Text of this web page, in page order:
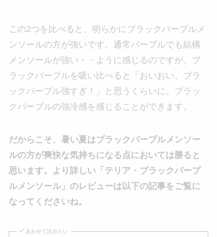
この2つを比べると、明らかにブラックパープルメ
ンソールの方が強いです。通常パープルでも結構
メンソールが強い・・ように感じるのですが、ブ
ラックパープルを吸い比べると「おいおい、ブラ
ックパープル強すぎ！」と思うくらいに、ブラッ
クパープルの強冷感を感じることができます。
だからこそ、暑い夏はブラックパープルメンソー
ルの方が爽快な気持ちになる点においては勝ると
思います。より詳しい「テリア・ブラックパープ
ルメンソール」のレビューは以下の記事をご覧に
なってくださいね。
あわせて読みたい